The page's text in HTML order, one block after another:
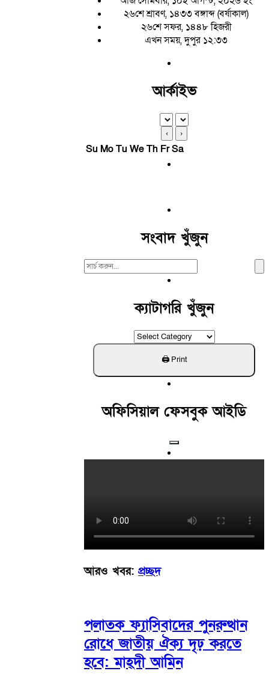
২৬শে শ্রাবণ, ১৪৩৩ বঙ্গাব্দ (বর্ষাকাল)
২৬শে সফর, ১৪৪৮ হিজরী
এখন সময়, দুপুর ১২:৩৩
আর্কাইভ
‹ ›
Su MoTu WeTh FrSa
সংবাদ খুঁজুন
Search
ক্যাটাগরি খুঁজুন
ক্যাটাগরি
খুঁজুন
অফিসিয়াল ফেসবুক আইডি
আরও খবর: প্রচ্ছদ
পলাতক ফ্যাসিবাদের পুনরুত্থান
রোধে জাতীয় ঐক্য দৃঢ় করতে
হবে: মাহ্দী আমিন